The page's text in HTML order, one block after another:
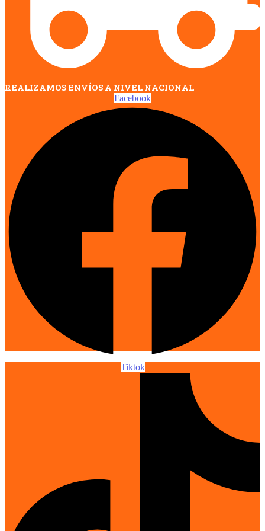
REALIZAMOS ENVÍOS A NIVEL NACIONAL
Facebook
Tiktok